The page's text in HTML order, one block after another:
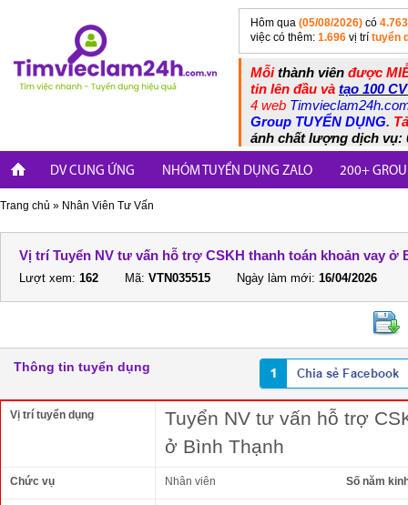
Hôm qua (05/08/2026) có 4.763
việc có thêm: 1.696 vị trí tuyển
Mỗithành viên được
tin lên đầu và tạo 100
4 web
Group TUYỂN DỤNG.
ánh chất lượng dịch vụ:
DV CUNG ỨNG NHÓM TUYỂN DỤNG ZALO 200+
Trang chủ » Nhân Viên Tư Vấn
Vị trí Tuyển NV tư vấn hỗ trợ CSKH thanh toán khoản vay ở
Lượt xem: 162 Mã: VTN035515 Ngày làm mới: 16/04/2026
Thông tin tuyển dụng
Vị trí tuyển dụng
Tuyển NV tư vấn hỗ trợ
ở Bình Thạnh
Chức vụ Nhân viên Số năm